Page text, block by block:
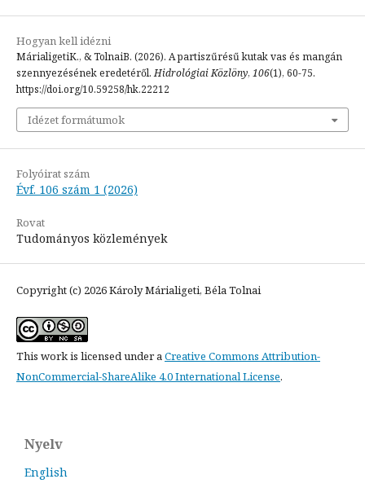
Hogyan kell idézni
MárialigetiK., & TolnaiB. (2026). A partiszűrésű kutak vas és mangán
szennyezésének eredetéről.Hidrológiai Közlöny, 106(1), 60-75.
https://doi.org/10.59258/hk.22212
Idézet formátumok
Folyóirat szám
Évf. 106 szám 1 (2026)
Rovat
Tudományos közlemények
Copyright (c) 2026 Károly Márialigeti, Béla Tolnai
This work is licensed under aCreative Commons Attribution-
NonCommercial-ShareAlike 4.0 International License.
Nyelv
English